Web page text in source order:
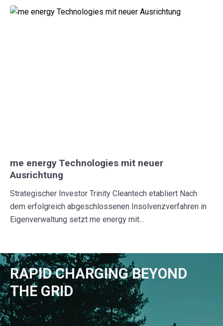
me energy Technologies mit neuer
Ausrichtung
Strategischer Investor Trinity Cleantech etabliert Nach
dem erfolgreich abgeschlossenen Insolvenzverfahren in
Eigenverwaltung setzt me energy mit...
RAPID CHARGING BEYOND
THE GRID